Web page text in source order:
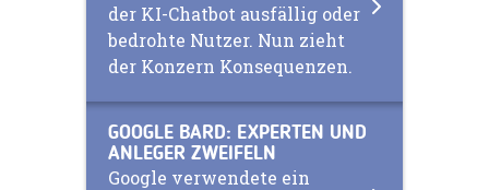
der KI-Chatbot ausfällig oder
bedrohte Nutzer. Nun zieht
der Konzern Konsequenzen.
GOOGLE BARD: EXPERTEN UND
ANLEGER ZWEIFELN
Google verwendete ein